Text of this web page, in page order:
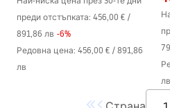
преди отстъпката: 456,00 € /
891,86 лв -6%
Редовна цена: 456,00 € / 891,86
лв
лв